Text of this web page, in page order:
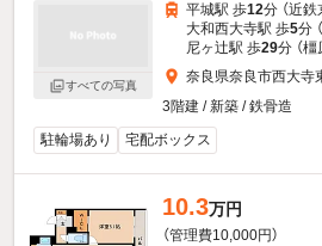
すべての写真
平城駅 歩12分 （近鉄
大和西大寺駅 歩5分
尼ヶ辻駅 歩29分 （橿
奈良県奈良市西大寺
3階建 / 新築 / 鉄骨造
駐輪場あり
宅配ボックス
10.3万円
（管理費10,000円）